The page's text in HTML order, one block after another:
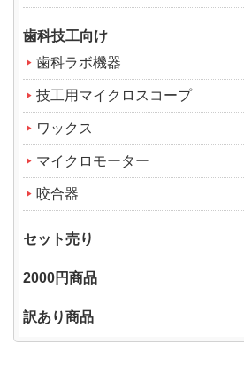
歯科技工向け
歯科ラボ機器
技工用マイクロスコープ
ワックス
マイクロモーター
咬合器
セット売り
2000円商品
訳あり商品